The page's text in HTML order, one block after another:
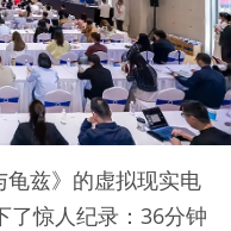
龟兹》的虚拟现实电
了惊人纪录：36分钟